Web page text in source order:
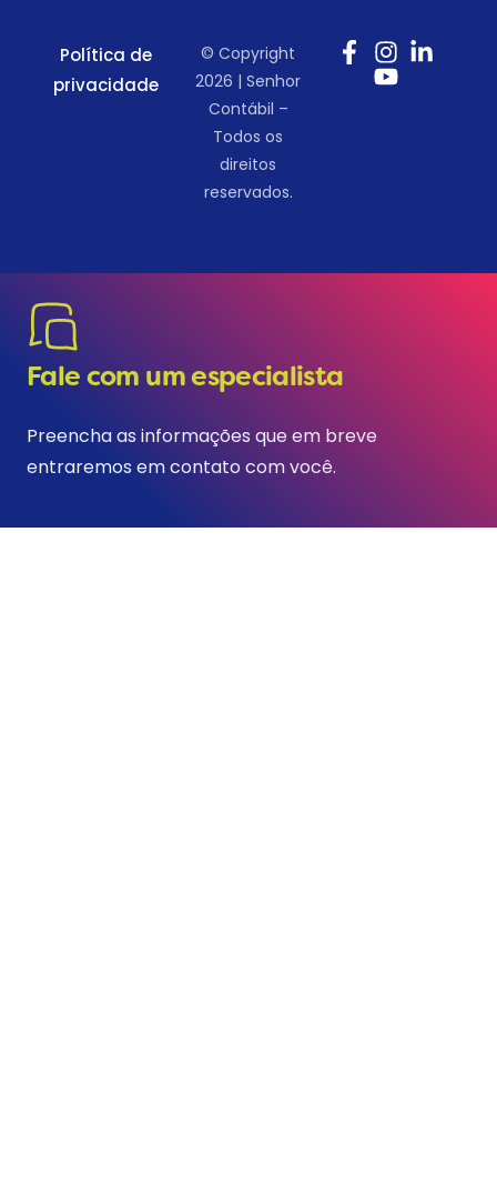
Política de
privacidade
© Copyright
2026 | Senhor
Contábil –
Todos os
direitos
reservados.
Fale com um especialista
Preencha as informações que em breve
entraremos em contato com você.